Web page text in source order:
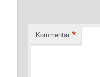
Kommentar *